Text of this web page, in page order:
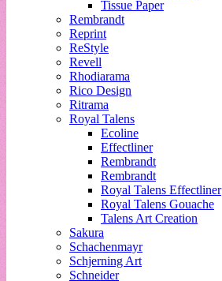
Tissue Paper
Rembrandt
Reprint
ReStyle
Revell
Rhodiarama
Rico Design
Ritrama
Royal Talens
Ecoline
Effectliner
Rembrandt
Rembrandt
Royal Talens Effectliner
Royal Talens Gouache
Talens Art Creation
Sakura
Schachenmayr
Schjerning Art
Schneider